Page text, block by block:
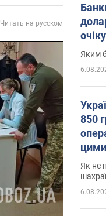
Читать на русском
Яким
850
Як не